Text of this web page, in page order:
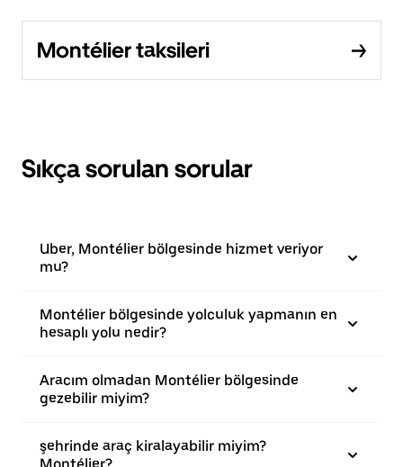
Montélier taksileri
Sıkça sorulan sorular
Uber, Montélier bölgesinde hizmet veriyor
mu?
Montélier bölgesinde yolculuk yapmanın en
hesaplı yolu nedir?
Aracım olmadan Montélier bölgesinde
gezebilir miyim?
şehrinde araç kiralayabilir miyim?